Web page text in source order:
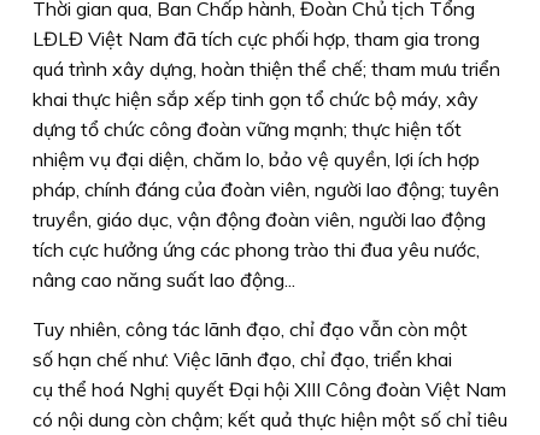
Thời gian qua, Ban Chấp hành, Đoàn Chủ tịch Tổng
LĐLĐ Việt Nam đã tích cực phối hợp, tham gia trong
quá trình xây dựng, hoàn thiện thể chế; tham mưu triển
khai thực hiện sắp xếp tinh gọn tổ chức bộ máy, xây
dựng tổ chức công đoàn vững mạnh; thực hiện tốt
nhiệm vụ đại diện, chăm lo, bảo vệ quyền, lợi ích hợp
pháp, chính đáng của đoàn viên, người lao động; tuyên
truyền, giáo dục, vận động đoàn viên, người lao động
tích cực hưởng ứng các phong trào thi đua yêu nước,
nâng cao năng suất lao động...
Tuy nhiên, công tác lãnh đạo, chỉ đạo vẫn còn một
số hạn chế như: Việc lãnh đạo, chỉ đạo, triển khai
cụ thể hoá Nghị quyết Đại hội XIII Công đoàn Việt Nam
có nội dung còn chậm; kết quả thực hiện một số chỉ tiêu